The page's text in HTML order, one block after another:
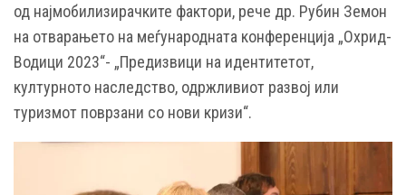
од најмобилизирачките фактори, рече др. Рубин Земон
на отварањето на меѓународната конференција „Охрид-
Водици 2023“- „Предизвици на идентитетот,
културното наследство, одржливиот развој или
туризмот поврзани со нови кризи“.